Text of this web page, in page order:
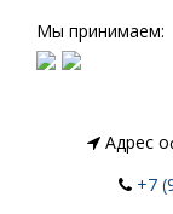
Мы принимаем:
Адрес
+7